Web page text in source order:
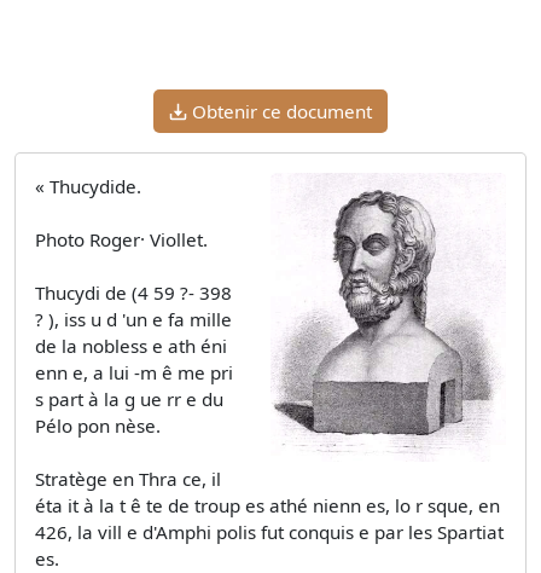
Obtenir ce document
« Thucydide.
Photo Roger· Viollet.
Thucydi de (4 59 ?- 398
? ), iss u d 'un e fa­ mille
de la nobless e ath éni
enn e, a lui -m ê­ me pri
s part à la g ue rr e du
Pélo pon­ nèse.
Stratège en Thra ce, il
éta it à la t ê te de troup es athé­ nienn es, lo r sque, en
426, la vill e d'Amphi­ polis fut conquis e par les Spartiat
es.